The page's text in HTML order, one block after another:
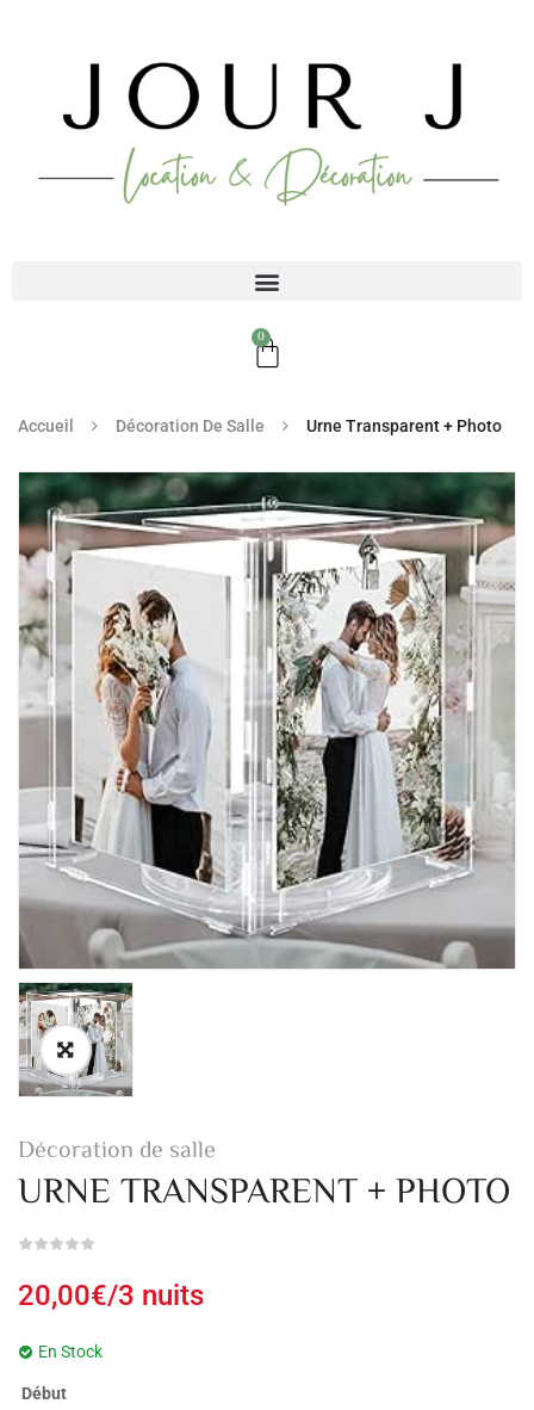
0
Accueil Décoration De Salle Urne Transparent + Photo
Décoration de salle
URNE TRANSPARENT + PHOTO
20,00€/3 nuits
En Stock
Début